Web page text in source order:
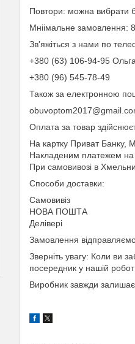
Повтори: можна вибрати
Мніімальне замовлення:
Зв'яжіться з нами по
+380 (63) 106-94-95 Ольга
+380 (96) 545-78-49
Також за електронною
Оплата за товар
На картку Приват Банку,
Накладеним платежем на
При самовивозі в
Способи доставки:
Самовивіз
НОВА ПОШТА
Делівері
Замовлення
Зверніть увагу: Коли ви
посередник у нашій
Виробник завжди